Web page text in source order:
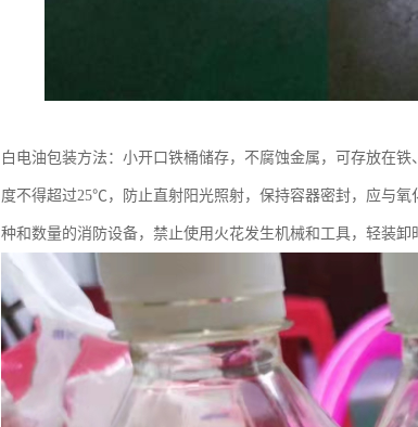
白电油包装方法：小开口铁桶储存，不腐蚀金属，可存放在
度不得超过25℃，防止直射阳光照射，保持容器密封，应与
种和数量的消防设备，禁止使用火花发生机械和工具，轻装卸